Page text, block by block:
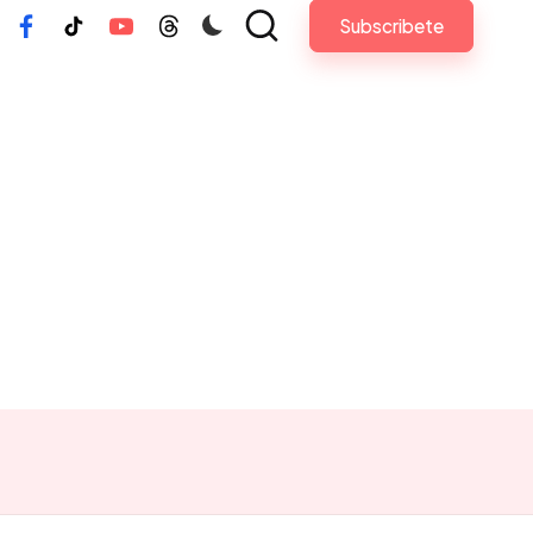
FacebookTiktokYoutubeThreads Subscribete